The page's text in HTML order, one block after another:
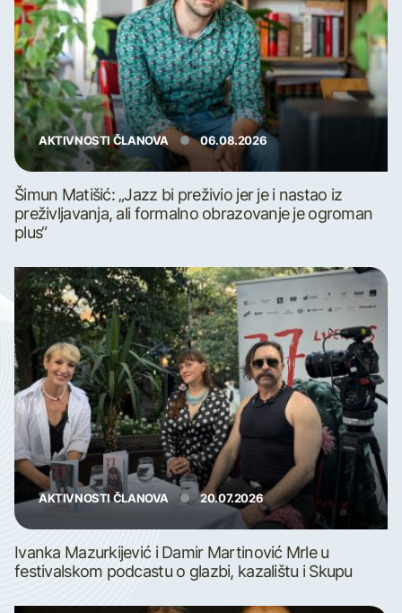
AKTIVNOSTI ČLANOVA 06.08.2026
Šimun Matišić: „Jazz bi preživio jer je i nastao iz
preživljavanja, ali formalno obrazovanje je ogroman
plus“
AKTIVNOSTI ČLANOVA 20.07.2026
Ivanka Mazurkijević i Damir Martinović Mrle u
festivalskom podcastu o glazbi, kazalištu i Skupu